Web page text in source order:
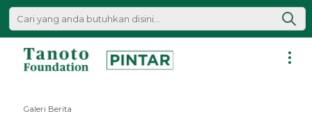
Lewati
|Galeri Berita